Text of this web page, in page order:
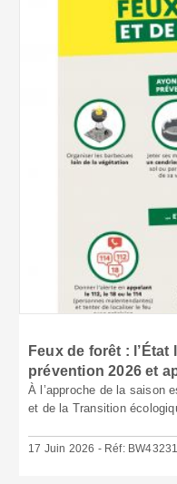
Feux de forêt :
prévention 2026 et
À l’approche de la saison
et de la Transition
17 Juin 2026 - Réf: BW43231